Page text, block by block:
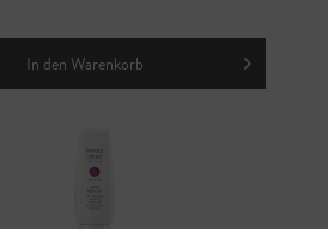
In den Warenkorb